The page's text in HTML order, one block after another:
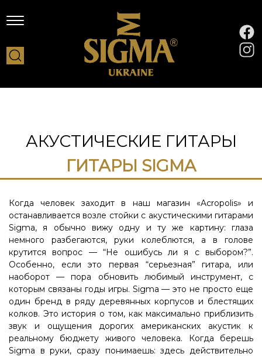
АКУСТИЧЕСКИЕ ГИТАРЫ
ГИТАРЫ SIGMA
Когда человек заходит в наш магазин «Acropolis» и
останавливается возле стойки с акустическими гитарами
Sigma, я обычно вижу одну и ту же картину: глаза
немного разбегаются, руки колеблются, а в голове
крутится вопрос — “Не ошибусь ли я с выбором?”.
Особенно, если это первая “серьезная” гитара, или
наоборот — пора обновить любимый инструмент, с
которым связаны годы игры. Sigma — это не просто еще
один бренд в ряду деревянных корпусов и блестящих
колков. Это история о том, как максимально приблизить
звук и ощущения дорогих американских акустик к
реальному бюджету живого человека. Когда берешь
Sigma в руки, сразу понимаешь: здесь действительно